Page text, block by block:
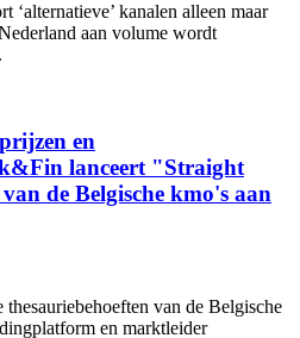
‘alternatieve’ kanalen alleen maar
aan volume wordt
en
lanceert "Straight
de Belgische kmo's aan
van de Belgische
en marktleider